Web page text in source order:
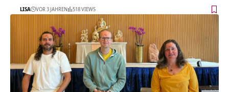
LISA VOR 3 JAHREN 518 VIEWS